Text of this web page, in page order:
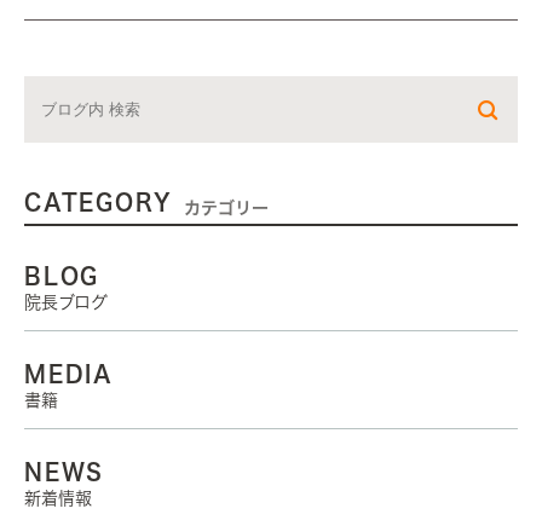
CATEGORY カテゴリー
BLOG
院長ブログ
MEDIA
書籍
NEWS
新着情報